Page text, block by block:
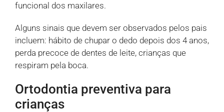
funcional dos maxilares.
Alguns sinais que devem ser observados pelos pais
incluem: hábito de chupar o dedo depois dos 4 anos,
perda precoce de dentes de leite, crianças que
respiram pela boca.
Ortodontia preventiva para
crianças